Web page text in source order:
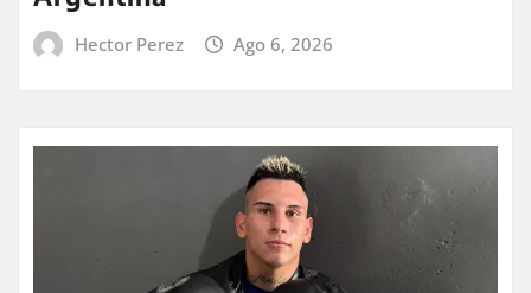
Hector Perez Ago 6, 2026